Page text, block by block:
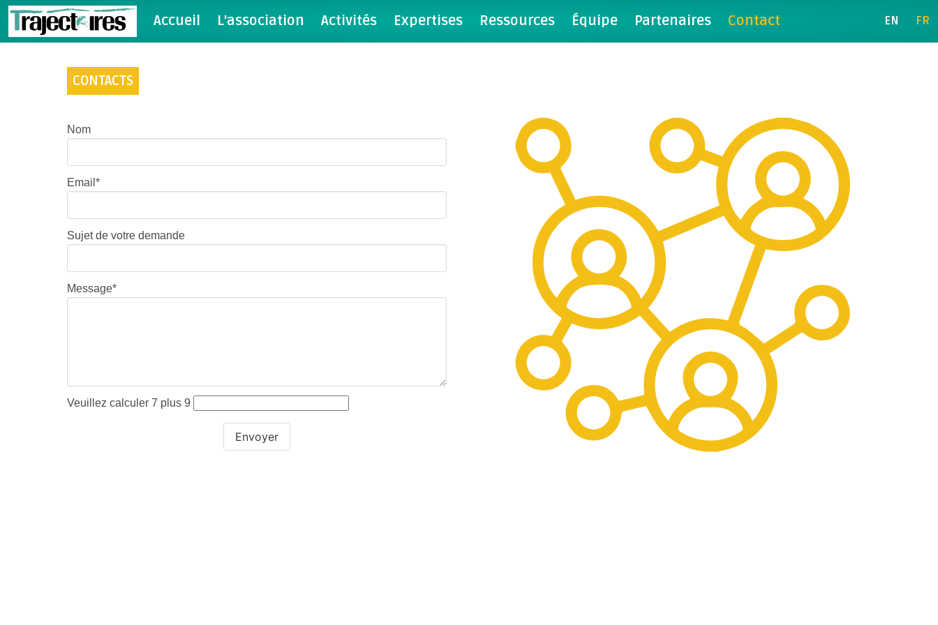
Accueil L'association Activités Expertises Ressources Équipe Partenaires Contact EN FR
CONTACTS
Nom
Email*
Sujet de votre demande
Message*
Veuillez calculer 7 plus 9
Envoyer